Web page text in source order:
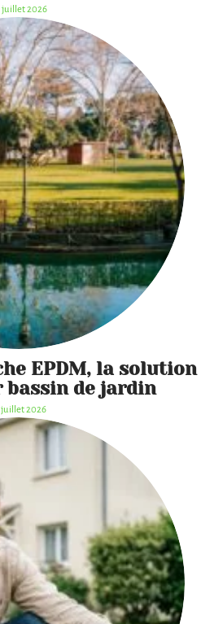
juillet 2026
EPDM, la solution
bassin de jardin
juillet 2026